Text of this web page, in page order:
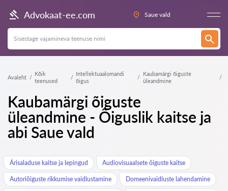
Advokaat-ee.com Saue vald
Avaleht
Kõik
teenused
Intellektuaalomandi
õigus
Kaubamärgi õiguste
üleandmine
Kaubamärgi õiguste
üleandmine - Õiguslik kaitse ja
abi Saue vald
Ärisaladuse kaitse ja lepingud Audiovisuaalsete õiguste kaitse
Autoriõiguste rikkumise vaidlustamine Domeenivaidluste lahendamine